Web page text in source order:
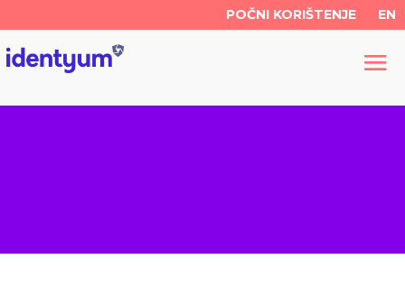
POČNI KORIŠTENJE EN